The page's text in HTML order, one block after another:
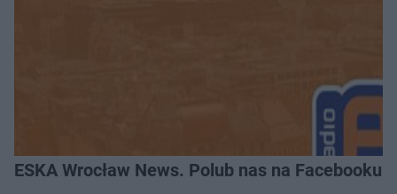
ESKA Wrocław News. Polub nas na Facebooku!